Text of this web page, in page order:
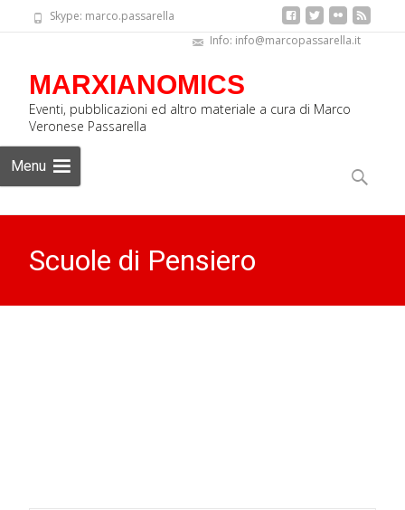
Skype: marco.passarella
Info: info@marcopassarella.it
MARXIANOMICS
Eventi, pubblicazioni ed altro materiale a cura di Marco
Veronese Passarella
Menu
to
content
Ricerca
Scuole di Pensiero